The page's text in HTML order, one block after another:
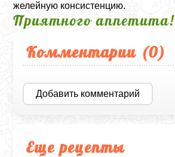
желейную консистенцию.
Приятного аппетита!
Комментарии (0)
Добавить комментарий
Еще рецепты